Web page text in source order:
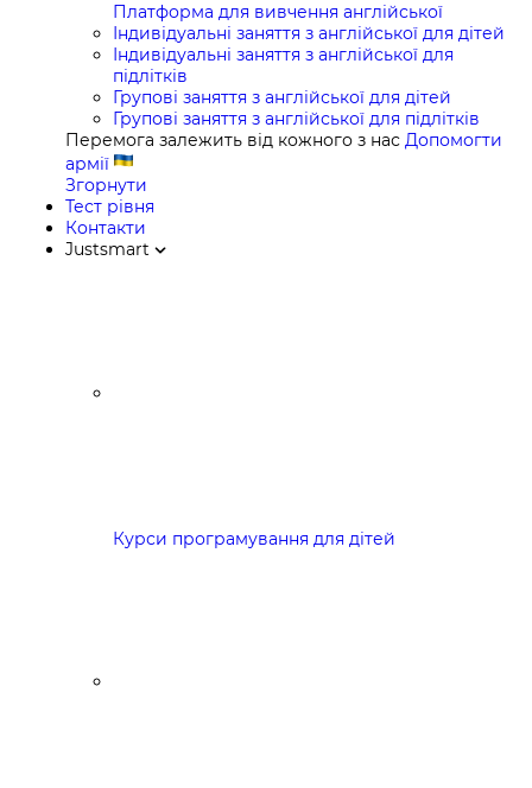
Платформа для вивчення англійської
Індивідуальні заняття з англійської для дітей
Індивідуальні заняття з англійської для
підлітків
Групові заняття з англійської для дітей
Групові заняття з англійської для підлітків
Перемога залежить від кожного з нас Допомогти
армії
Згорнути
Тест рівня
Контакти
Justsmart
Курси програмування для дітей